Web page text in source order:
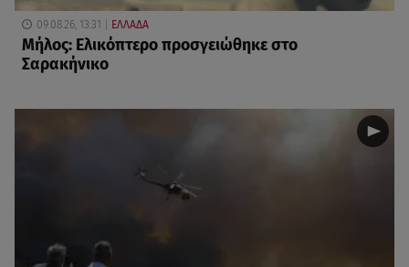
09.08.26, 13:31 ΕΛΛΑΔΑ
Μήλος: Ελικόπτερο προσγειώθηκε στο
Σαρακήνικο